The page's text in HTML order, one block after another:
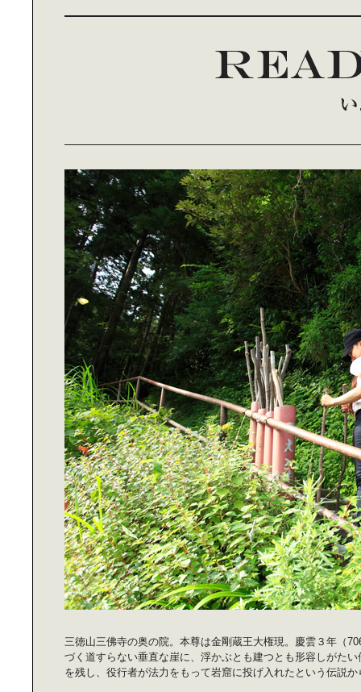
三徳山三佛寺の奥の院。本尊は金剛蔵王大権現。慶雲３年（
づく道すらない垂直な崖に、浮かぶとも建つとも形容しがた
を残し、役行者が法力をもって岩窟に投げ入れたという伝説
「いいデザイン」の裏には、｜デザ
イン心理学がありました
“未来の文房具”を｜テイスティング
する
ツクリエが僕らの“妄想”を｜“現
実”に置き変えてくれます
モノを空間と場所から見た、もう一
つの｜「ミラノ・デザインウィー
ク」
本当の“グランピング”は｜王様の旅
でした
リユース・リサイクルの究極を｜徳
島・上勝町RISE＆WINに見る